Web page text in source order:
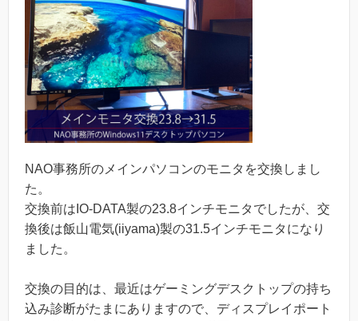
NAO事務所のメインパソコンのモニタを交換しまし
た。
交換前はIO-DATA製の23.8インチモニタでしたが、交
換後は飯山電気(iiyama)製の31.5インチモニタになり
ました。
交換の目的は、最近はゲーミングデスクトップの持ち
込み診断がたまにありますので、ディスプレイポート